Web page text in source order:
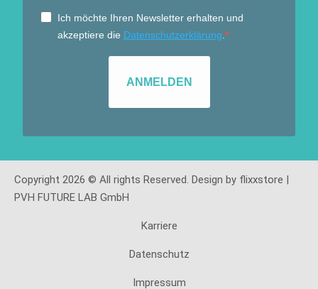
Ich möchte Ihren Newsletter erhalten und
akzeptiere die Datenschutzerklärung
ANMELDEN
Copyright 2026 © All rights Reserved. Design by flixxstore |
PVH FUTURE LAB GmbH
Karriere
Datenschutz
Impressum